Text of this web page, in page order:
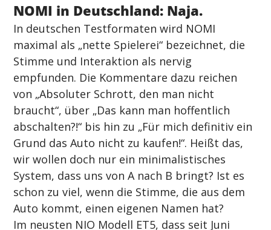
NOMI in Deutschland: Naja.
In deutschen Testformaten wird NOMI
maximal als „nette Spielerei“ bezeichnet, die
Stimme und Interaktion als nervig
empfunden. Die Kommentare dazu reichen
von „Absoluter Schrott, den man nicht
braucht“, über „Das kann man hoffentlich
abschalten?!“ bis hin zu „Für mich definitiv ein
Grund das Auto nicht zu kaufen!“. Heißt das,
wir wollen doch nur ein minimalistisches
System, dass uns von A nach B bringt? Ist es
schon zu viel, wenn die Stimme, die aus dem
Auto kommt, einen eigenen Namen hat?
Im neusten NIO Modell ET5, dass seit Juni